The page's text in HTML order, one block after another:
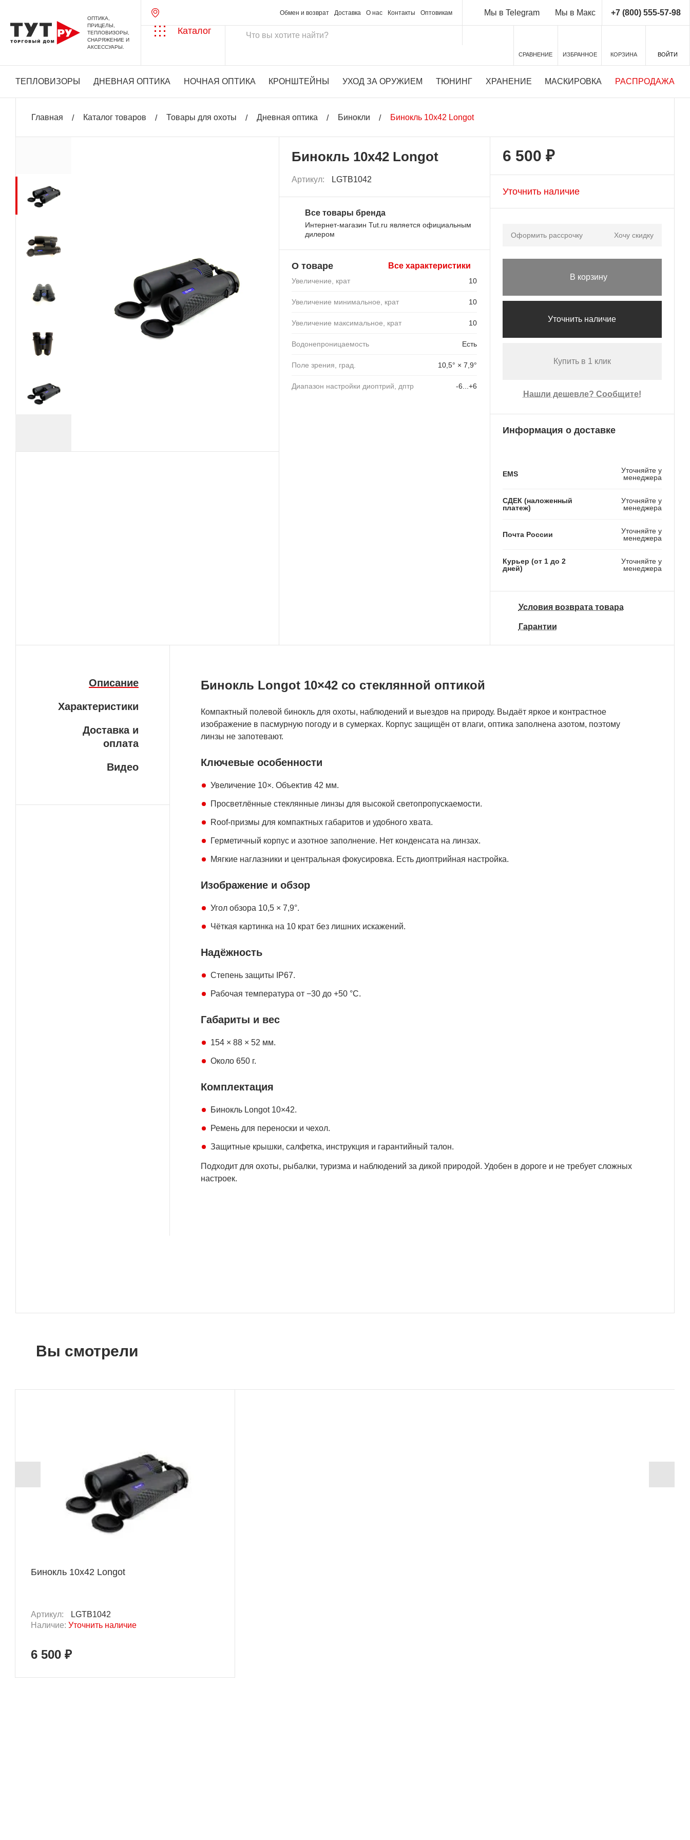
ОПТИКА,
ПРИЦЕЛЫ,
ТЕПЛОВИЗОРЫ,
СНАРЯЖЕНИЕ И
АКСЕССУАРЫ.
Обмен и возврат Доставка О нас Контакты Оптовикам Мы в Telegram Мы в Макс +7 (800) 555-57-98
Каталог
СРАВНЕНИЕ ИЗБРАННОЕ КОРЗИНА ВОЙТИ
ТЕПЛОВИЗОРЫ ДНЕВНАЯ ОПТИКА НОЧНАЯ ОПТИКА КРОНШТЕЙНЫ УХОД ЗА ОРУЖИЕМ ТЮНИНГ ХРАНЕНИЕ МАСКИРОВКА РАСПРОДАЖА
Главная Каталог товаров Товары для охоты Дневная оптика Бинокли Бинокль 10x42 Longot
Бинокль 10x42 Longot
Артикул: LGTB1042
Все товары бренда
Интернет-магазин Tut.ru является официальным
дилером
О товаре Все характеристики
Увеличение, крат 10
Увеличение минимальное, крат 10
Увеличение максимальное, крат 10
Водонепроницаемость Есть
Поле зрения, град. 10,5° × 7,9°
Диапазон настройки диоптрий, дптр -6...+6
6 500 ₽
Уточнить наличие
Оформить рассрочку Хочу скидку
В корзину
Уточнить наличие
Купить в 1 клик
Нашли дешевле? Сообщите!
Информация о доставке
EMS
Уточняйте у
менеджера
СДЕК (наложенный
платеж)
Уточняйте у
менеджера
Почта России
Уточняйте у
менеджера
Курьер (от 1 до 2
дней)
Уточняйте у
менеджера
Условия возврата товара
Гарантии
Описание
Характеристики
Доставка и
оплата
Видео
Бинокль Longot 10×42 со стеклянной оптикой
Компактный полевой бинокль для охоты, наблюдений и выездов на природу. Выдаёт яркое и контрастное
изображение в пасмурную погоду и в сумерках. Корпус защищён от влаги, оптика заполнена азотом, поэтому
линзы не запотевают.
Ключевые особенности
Увеличение 10×. Объектив 42 мм.
Просветлённые стеклянные линзы для высокой светопропускаемости.
Roof-призмы для компактных габаритов и удобного хвата.
Герметичный корпус и азотное заполнение. Нет конденсата на линзах.
Мягкие наглазники и центральная фокусировка. Есть диоптрийная настройка.
Изображение и обзор
Угол обзора 10,5 × 7,9°.
Чёткая картинка на 10 крат без лишних искажений.
Надёжность
Степень защиты IP67.
Рабочая температура от −30 до +50 °C.
Габариты и вес
154 × 88 × 52 мм.
Около 650 г.
Комплектация
Бинокль Longot 10×42.
Ремень для переноски и чехол.
Защитные крышки, салфетка, инструкция и гарантийный талон.
Подходит для охоты, рыбалки, туризма и наблюдений за дикой природой. Удобен в дороге и не требует сложных
настроек.
Вы смотрели
Бинокль 10x42 Longot
Артикул:
LGTB1042
Наличие: Уточнить наличие
6 500 ₽